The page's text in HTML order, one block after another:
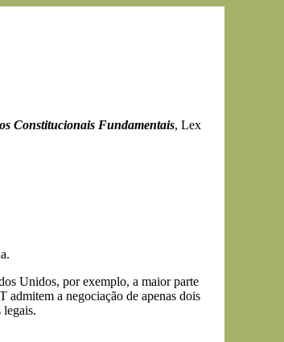
Constitucionais Fundamentais, Lex
Unidos, por exemplo, a maior parte
a negociação de apenas dois
legais.